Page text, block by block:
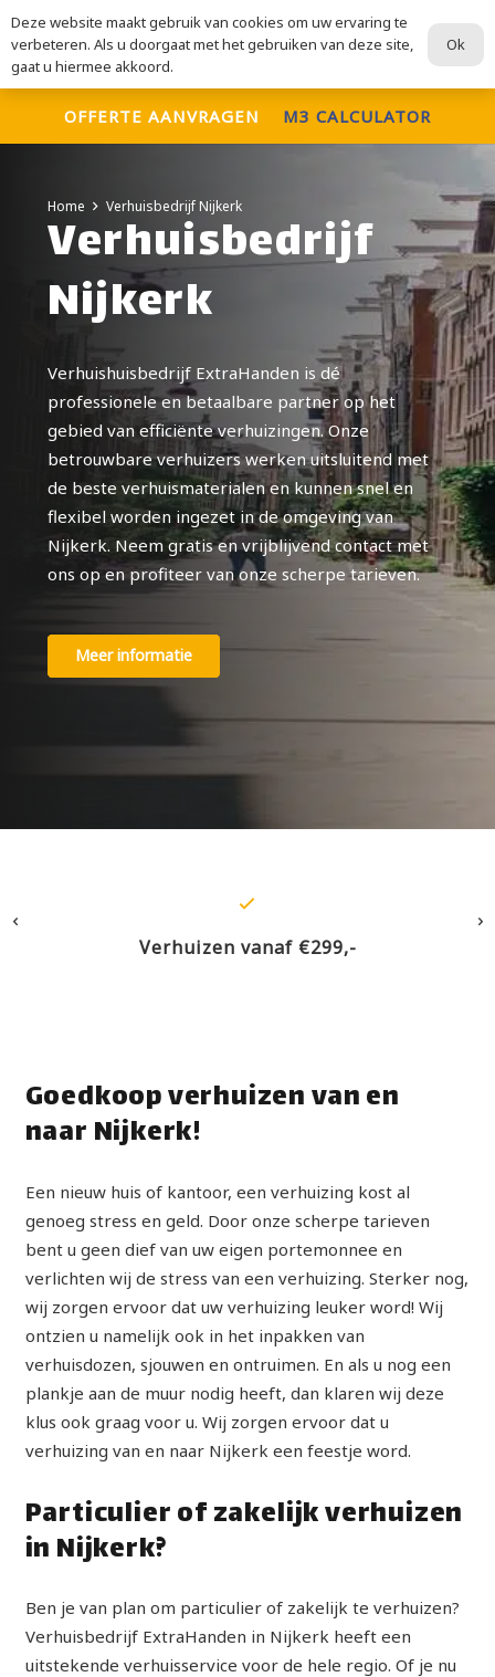
ExtraHanden
Voor al uw verhuisdiensten
OFFERTE AANVRAGEN M3 CALCULATOR
Home Verhuisbedrijf Nijkerk
Verhuisbedrijf
Nijkerk
Verhuishuisbedrijf ExtraHanden is dé
professionele en betaalbare partner op het
gebied van efficiënte verhuizingen. Onze
betrouwbare verhuizers werken uitsluitend met
de beste verhuismaterialen en kunnen snel en
flexibel worden ingezet in de omgeving van
Nijkerk. Neem gratis en vrijblijvend contact met
ons op en profiteer van onze scherpe tarieven.
Meer informatie
Verhuizen vanaf €299,-
Goedkoop verhuizen van en
naar Nijkerk!
Een nieuw huis of kantoor, een verhuizing kost al
genoeg stress en geld. Door onze scherpe tarieven
bent u geen dief van uw eigen portemonnee en
verlichten wij de stress van een verhuizing. Sterker nog,
wij zorgen ervoor dat uw verhuizing leuker word! Wij
ontzien u namelijk ook in het inpakken van
verhuisdozen, sjouwen en ontruimen. En als u nog een
plankje aan de muur nodig heeft, dan klaren wij deze
klus ook graag voor u. Wij zorgen ervoor dat u
verhuizing van en naar Nijkerk een feestje word.
Particulier of zakelijk verhuizen
in Nijkerk?
Ben je van plan om particulier of zakelijk te verhuizen?
Verhuisbedrijf ExtraHanden in Nijkerk heeft een
uitstekende verhuisservice voor de hele regio. Of je nu
Deze website maakt gebruik van cookies om uw ervaring te
verbeteren. Als u doorgaat met het gebruiken van deze site,
gaat u hiermee akkoord.
Ok